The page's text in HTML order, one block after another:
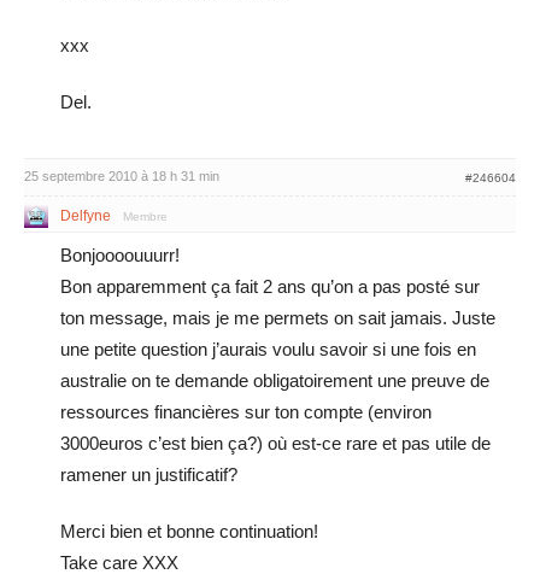
xxx
Del.
25 septembre 2010 à 18 h 31 min #246604
Delfyne Membre
Bonjoooouuurr!
Bon apparemment ça fait 2 ans qu’on a pas posté sur
ton message, mais je me permets on sait jamais. Juste
une petite question j’aurais voulu savoir si une fois en
australie on te demande obligatoirement une preuve de
ressources financières sur ton compte (environ
3000euros c’est bien ça?) où est-ce rare et pas utile de
ramener un justificatif?
Merci bien et bonne continuation!
Take care XXX